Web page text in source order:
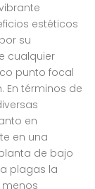
estéticos
su
cualquier
punto focal
En términos de
en
en una
de bajo
plagas la